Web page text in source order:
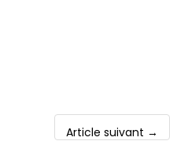
Article suivant →